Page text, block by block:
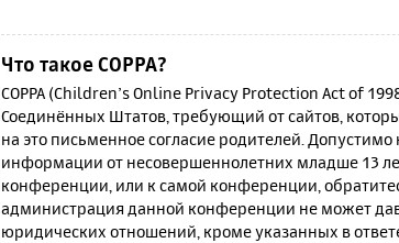
Что такое COPPA?
COPPA (Children’s Online Privacy Protection Act of
Соединённых Штатов, требующий от сайтов,
на это письменное согласие родителей.
информации от несовершеннолетних младше 13
конференции, или к самой конференции,
администрация данной конференции не может
юридических отношений, кроме указанных в